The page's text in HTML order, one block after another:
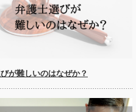
が難しいのはなぜか？